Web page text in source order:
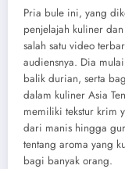
Pria bule ini, yang
penjelajah kuliner
salah satu video
audiensnya. Dia
balik durian, serta
dalam kuliner Asia
memiliki tekstur krim
dari manis hingga
tentang aroma yang
bagi banyak orang.